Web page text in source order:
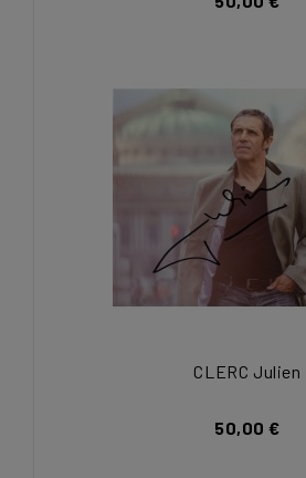
CLERC Julien
50,00 €